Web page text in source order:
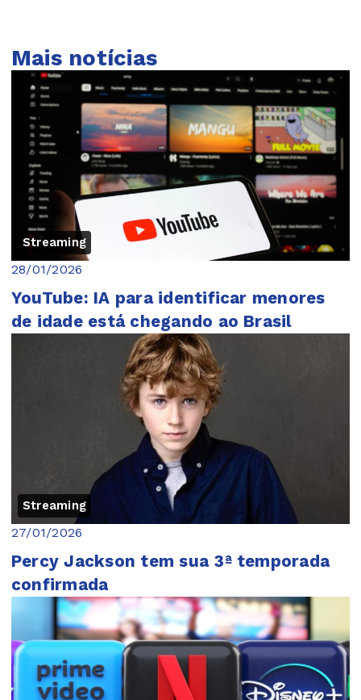
Mais notícias
Streaming
28/01/2026
YouTube: IA para identificar menores
de idade está chegando ao Brasil
Streaming
27/01/2026
Percy Jackson tem sua 3ª temporada
confirmada